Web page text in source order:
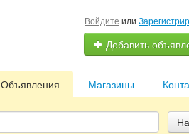
Войдите или
Добавить
Магазины
Объявления